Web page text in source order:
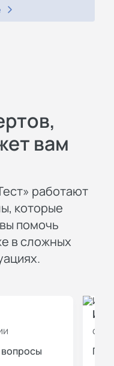
вам
работают
которые
помочь
в сложных